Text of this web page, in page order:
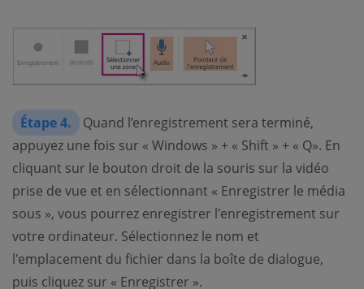
Étape 4.
Quand l’enregistrement sera terminé,
appuyez une fois sur « Windows » + « Shift » + « Q». En
cliquant sur le bouton droit de la souris sur la vidéo
prise de vue et en sélectionnant « Enregistrer le média
sous », vous pourrez enregistrer l'enregistrement sur
votre ordinateur. Sélectionnez le nom et
l'emplacement du fichier dans la boîte de dialogue,
puis cliquez sur « Enregistrer ».